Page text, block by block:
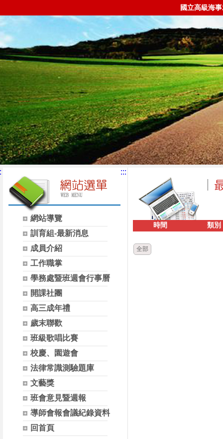
國立高級海
網站導覽
訓育組-最新消息
成員介紹
工作職掌
學務處暨班週會行事曆
開課社團
高三成年禮
歲末聯歡
班級歌唱比賽
校慶、園遊會
法律常識測驗題庫
文藝獎
班會意見暨週報
導師會報會議紀錄資料
回首頁
:::
時間 類別
全部